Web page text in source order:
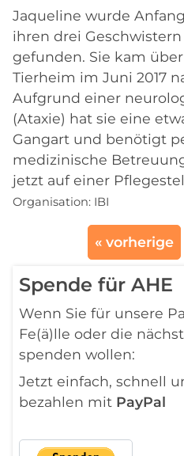
Jaqueline wurde
ihren drei
gefunden. Sie kam
Tierheim im Juni 2017
Aufgrund einer
(Ataxie) hat sie eine
Gangart und benötigt
medizinische
jetzt auf einer
Organisation: IBI
« vorherige
Spende für AHE
Wenn Sie für unsere
Fe(ä)lle oder die
spenden wollen:
Jetzt einfach, schnell
bezahlen mit PayPal